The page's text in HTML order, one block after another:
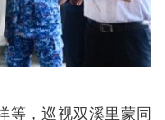
等，巡视双溪里蒙同